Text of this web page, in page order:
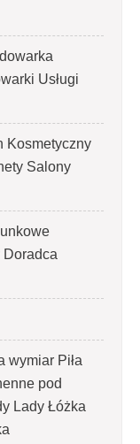
Usługi
Kosmetyczny
Salony
wymiar Piła
pod
Lady Łóżka